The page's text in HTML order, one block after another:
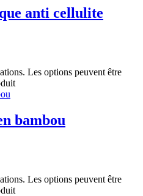
anti cellulite
Les options peuvent être
bambou
Les options peuvent être